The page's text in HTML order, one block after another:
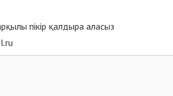
пікір қалдыра аласыз